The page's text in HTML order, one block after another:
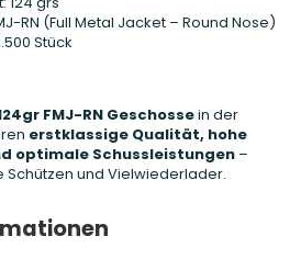
RN (Full Metal Jacket – Round Nose)
Stück
FMJ-RN Geschossein der
erstklassige Qualität, hohe
optimale Schussleistungen –
und Vielwiederlader.